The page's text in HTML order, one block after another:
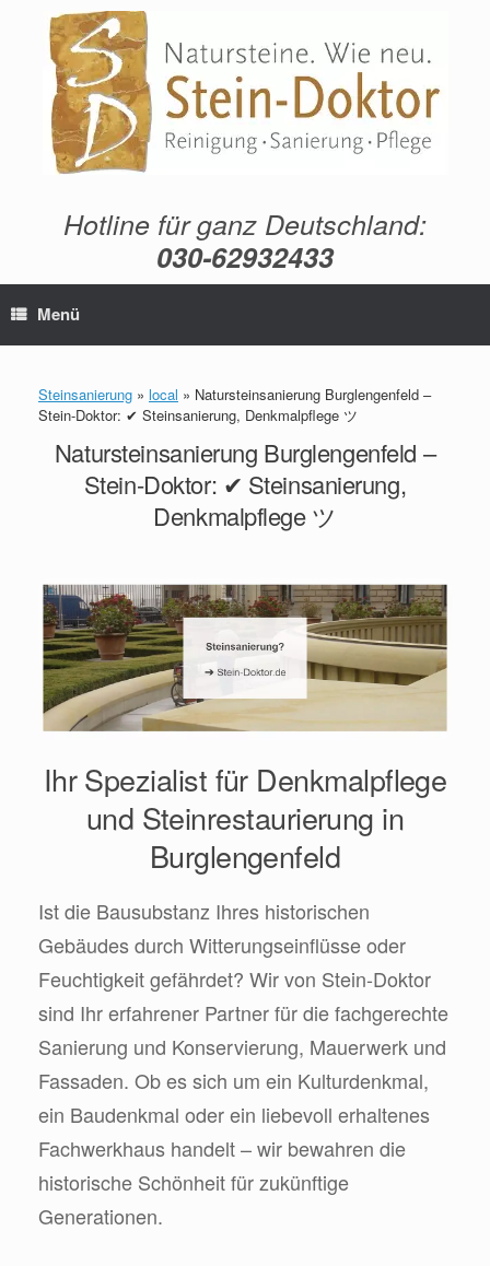
springen
Hotline für ganz Deutschland:
030-62932433
Menü
Steinsanierung » local » Natursteinsanierung Burglengenfeld –
Stein-Doktor: ✔ Steinsanierung, Denkmalpflege ツ
Natursteinsanierung Burglengenfeld –
Stein-Doktor: ✔ Steinsanierung,
Denkmalpflege ツ
Ihr Spezialist für Denkmalpflege
und Steinrestaurierung in
Burglengenfeld
Ist die Bausubstanz Ihres historischen
Gebäudes durch Witterungseinflüsse oder
Feuchtigkeit gefährdet? Wir von Stein-Doktor
sind Ihr erfahrener Partner für die fachgerechte
Sanierung und Konservierung, Mauerwerk und
Fassaden. Ob es sich um ein Kulturdenkmal,
ein Baudenkmal oder ein liebevoll erhaltenes
Fachwerkhaus handelt – wir bewahren die
historische Schönheit für zukünftige
Generationen.